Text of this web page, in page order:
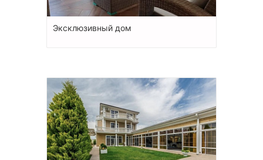
Эксклюзивный дом